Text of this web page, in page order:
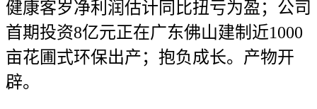
健康客岁净利润估计同比扭亏为盈；公司
首期投资8亿元正在广东佛山建制近1000
亩花圃式环保出产；抱负成长。产物开
辟。